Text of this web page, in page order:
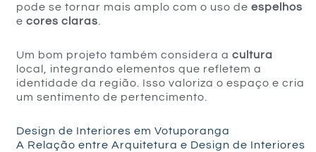
pode se tornar mais amplo com o uso deespelhos
ecores claras
Um bom projeto também considera acultura
local, integrando elementos que refletem a
identidade da região. Isso valoriza o espaço e cria
um sentimento de pertencimento.
Design de Interiores em Votuporanga
A Relação entre Arquitetura e Design de Interiores